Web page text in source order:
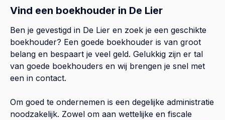
Vind een boekhouder in De Lier
Ben je gevestigd in De Lier en zoek je een geschikte
boekhouder? Een goede boekhouder is van groot
belang en bespaart je veel geld. Gelukkig zijn er tal
van goede boekhouders en wij brengen je snel met
een in contact.
Om goed te ondernemen is een degelijke administratie
noodzakelijk. Zowel om aan wettelijke en fiscale